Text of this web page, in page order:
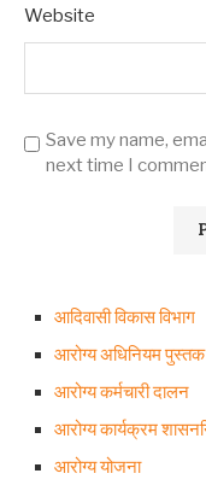
Website
Save my name,
next time I
आदिवासी विकास विभाग
आरोग्य अधिनियम पुस्तक
आरोग्य कर्मचारी दालन
आरोग्य कार्यक्रम
आरोग्य योजना